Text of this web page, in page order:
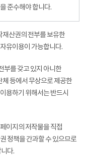
준수해야 합니다.
산권의 전부를 보유한
유이용이 가능합니다.
부를 갖고 있지 아니한
체 등에서 무상으로 제공한
용하기 위해서는 반드시
이지의 저작물을 직접
정책을 간과할 수 있으므로
다.